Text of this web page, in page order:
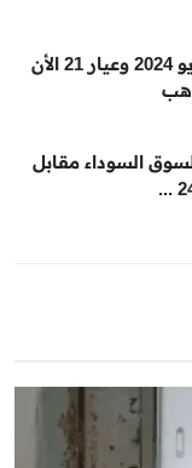
سعر الذهب اليوم في مصر الجمعة 24 مايو 2024 وعيار 21 الأن
السوداء مقابل